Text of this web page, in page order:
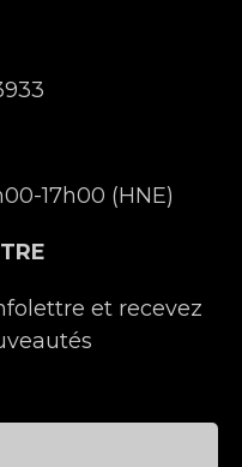
17h00 (HNE)
et recevez